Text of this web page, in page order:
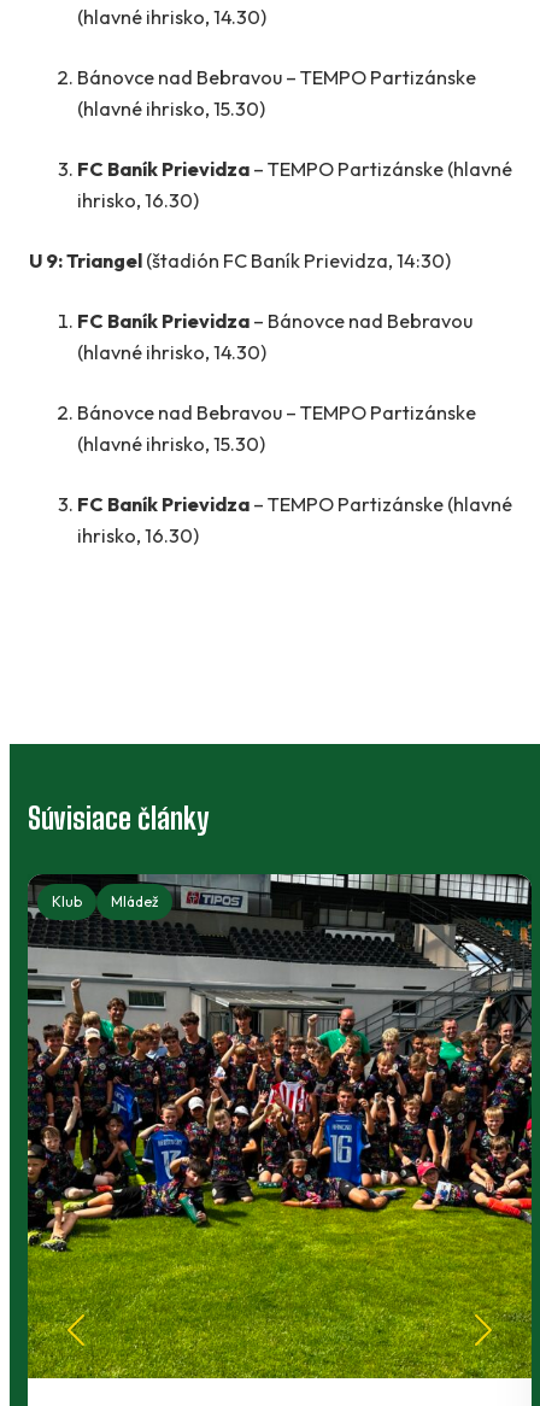
(hlavné ihrisko, 14.30)
Bánovce nad Bebravou – TEMPO Partizánske
(hlavné ihrisko, 15.30)
FC Baník Prievidza – TEMPO Partizánske (hlavné
ihrisko, 16.30)
U 9: Triangel (štadión FC Baník Prievidza, 14:30)
FC Baník Prievidza – Bánovce nad Bebravou
(hlavné ihrisko, 14.30)
Bánovce nad Bebravou – TEMPO Partizánske
(hlavné ihrisko, 15.30)
FC Baník Prievidza – TEMPO Partizánske (hlavné
ihrisko, 16.30)
Súvisiace články
žiaci - Ženy
Klub Mládež